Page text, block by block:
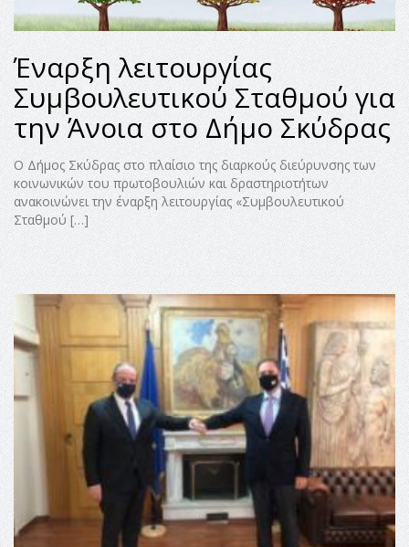
Έναρξη λειτουργίας
Συμβουλευτικού Σταθμού για
την Άνοια στο Δήμο Σκύδρας
Ο Δήμος Σκύδρας στο πλαίσιο της διαρκούς διεύρυνσης των
κοινωνικών του πρωτοβουλιών και δραστηριοτήτων
ανακοινώνει την έναρξη λειτουργίας «Συμβουλευτικού
Σταθμού […]